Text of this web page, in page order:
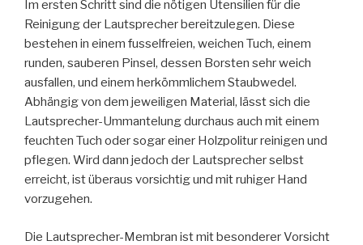
Im ersten Schritt sind die nötigen Utensilien für die
Reinigung der Lautsprecher bereitzulegen. Diese
bestehen in einem fusselfreien, weichen Tuch, einem
runden, sauberen Pinsel, dessen Borsten sehr weich
ausfallen, und einem herkömmlichem Staubwedel.
Abhängig von dem jeweiligen Material, lässt sich die
Lautsprecher-Ummantelung durchaus auch mit einem
feuchten Tuch oder sogar einer Holzpolitur reinigen und
pflegen. Wird dann jedoch der Lautsprecher selbst
erreicht, ist überaus vorsichtig und mit ruhiger Hand
vorzugehen.
Die Lautsprecher-Membran ist mit besonderer Vorsicht